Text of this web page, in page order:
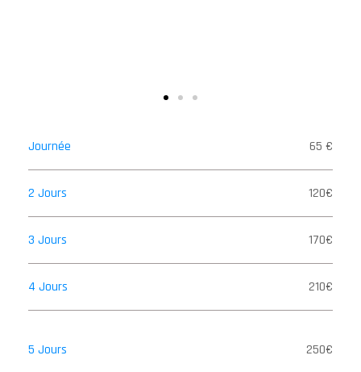
Journée 65 €
2 Jours 120€
3 Jours 170€
4 Jours 210€
5 Jours 250€